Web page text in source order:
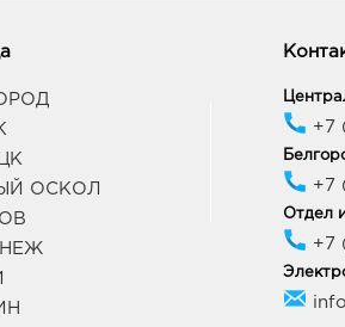
г Воронеж, ул Новгородская,
394040, Воронежская обл, г
Воронеж, ул 232 Стрелковой
ОСКОЛ
+7
+7
Отдел
+7